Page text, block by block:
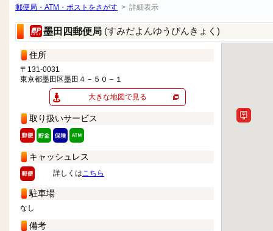
郵便局・ATM・ポストをさがす > 詳細表示
墨田四郵便局 (すみだよんゆうびんきょく)
住所
〒131-0031
東京都墨田区墨田４－５０－１
大きな地図で見る
取り扱いサービス
キャッシュレス
詳しくはこちら
駐車場
なし
備考